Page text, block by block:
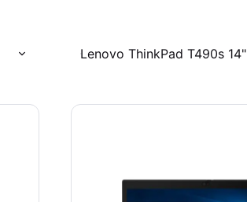
Lenovo ThinkPad T490s 14"